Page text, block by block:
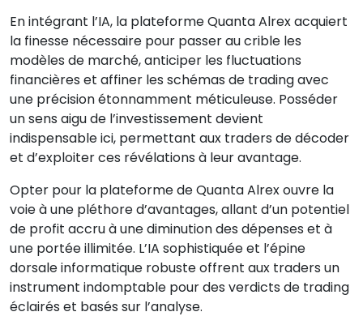
En intégrant l’IA, la plateforme Quanta Alrex acquiert
la finesse nécessaire pour passer au crible les
modèles de marché, anticiper les fluctuations
financières et affiner les schémas de trading avec
une précision étonnamment méticuleuse. Posséder
un sens aigu de l’investissement devient
indispensable ici, permettant aux traders de décoder
et d’exploiter ces révélations à leur avantage.
Opter pour la plateforme de Quanta Alrex ouvre la
voie à une pléthore d’avantages, allant d’un potentiel
de profit accru à une diminution des dépenses et à
une portée illimitée. L’IA sophistiquée et l’épine
dorsale informatique robuste offrent aux traders un
instrument indomptable pour des verdicts de trading
éclairés et basés sur l’analyse.